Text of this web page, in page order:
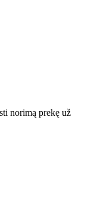
norimą prekę už